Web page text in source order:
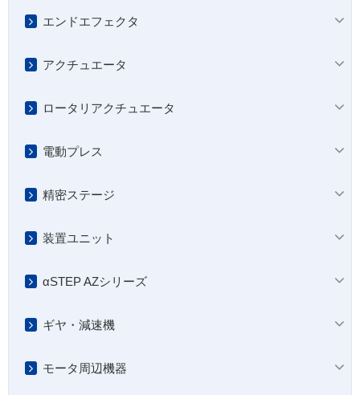
エンドエフェクタ
アクチュエータ
ロータリアクチュエータ
電動プレス
精密ステージ
装置ユニット
αSTEP AZシリーズ
ギヤ・減速機
モータ周辺機器